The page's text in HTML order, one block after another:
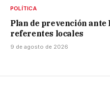
POLÍTICA
Plan de prevención ante
referentes locales
9 de agosto de 2026